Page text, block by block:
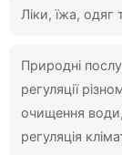
Ліки, їжа, одяг
Природні
регуляції
очищення
регуляція